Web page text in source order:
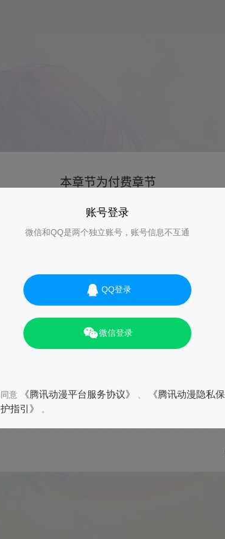
账号登录
微信和QQ是两个独立账号，账号信息不互通
QQ登录
微信登录
同意 《腾讯动漫平台服务协议》
《腾讯动漫隐私保
护指引》
。